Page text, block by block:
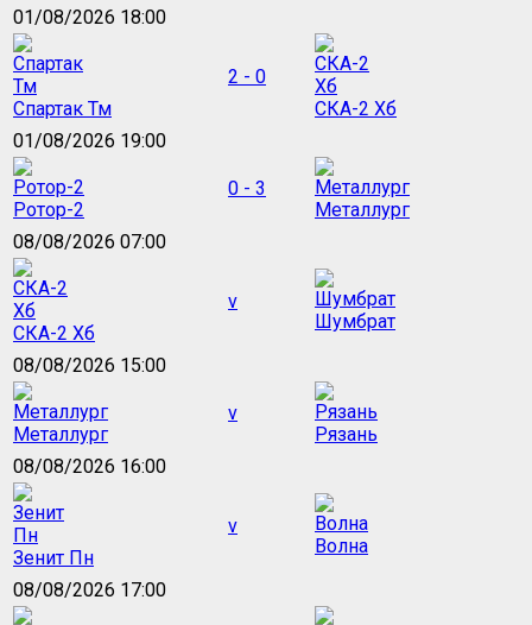
01/08/2026 18:00
Спартак Тм
2 - 0
СКА-2 Хб
01/08/2026 19:00
Ротор-2
0 - 3
Металлург
08/08/2026 07:00
СКА-2 Хб
v
Шумбрат
08/08/2026 15:00
Металлург
v
Рязань
08/08/2026 16:00
Зенит Пн
v
Волна
08/08/2026 17:00